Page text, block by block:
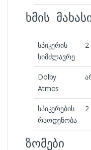
ხმის
სპიკერის
სიმძლავრე
2
Dolby
Atmos
სპიკერების
რაოდენობა
2
ზომები